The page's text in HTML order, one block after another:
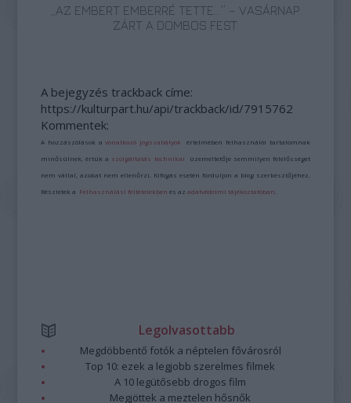
„AZ EMBERT EMBERRÉ TETTE…” – VASÁRNAP
ZÁRT A DOMBOS FEST
A bejegyzés trackback címe:
https://kulturpart.hu/api/trackback/id/7915762
Kommentek:
A hozzászólások avonatkozó jogszabályok értelmében felhasználói tartalomnak
minősülnek, értük a szolgáltatás technikai üzemeltetője semmilyen felelősséget
nem vállal, azokat nem ellenőrzi. Kifogás esetén forduljon a blog szerkesztőjéhez.
Részletek a Felhasználási feltételekben és azadatvédelmi tájékoztatóban
Legolvasottabb
Megdöbbentő fotók a néptelen fővárosról
Top 10: ezek a legjobb szerelmes filmek
A 10 legütősebb drogos film
Megjöttek a meztelen hősnők